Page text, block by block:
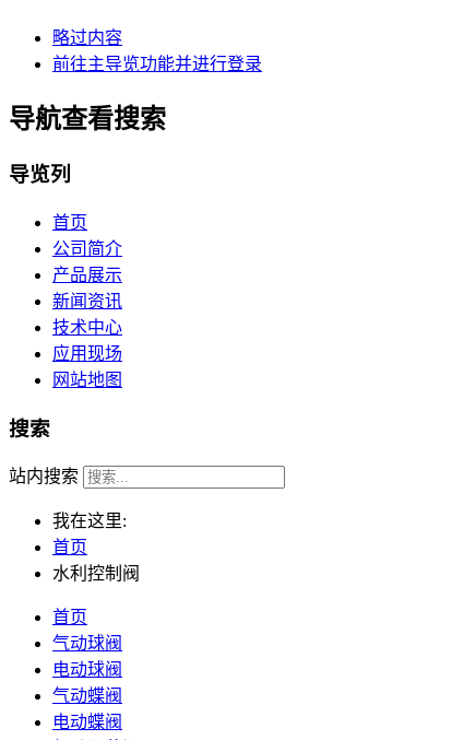
略过内容
前往主导览功能并进行登录
导航查看搜索
导览列
首页
公司简介
产品展示
新闻资讯
技术中心
应用现场
网站地图
搜索
站内搜索
我在这里:
首页
水利控制阀
首页
气动球阀
电动球阀
气动蝶阀
电动蝶阀